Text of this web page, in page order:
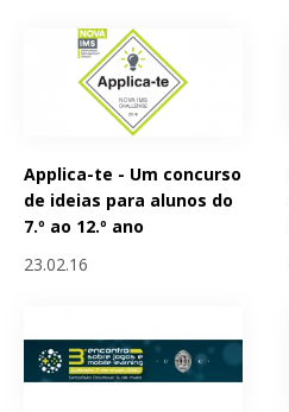
Applica-te - Um concurso
de ideias para alunos do
7.º ao 12.º ano
23.02.16